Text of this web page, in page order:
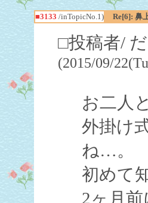
■3133 /inTopicNo.1) Re[6]: 鼻
□投稿者/
(2015/09/
お二人
外掛け
ね…。
初めて
2ヶ月